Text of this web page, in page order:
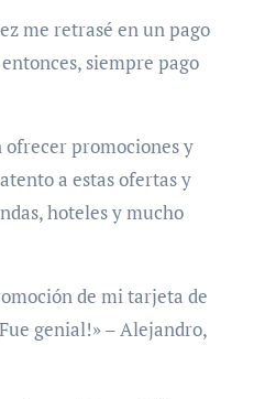
me retrasé en un pago
siempre pago
ofrecer promociones y
a estas ofertas y
hoteles y mucho
de mi tarjeta de
genial!» – Alejandro,